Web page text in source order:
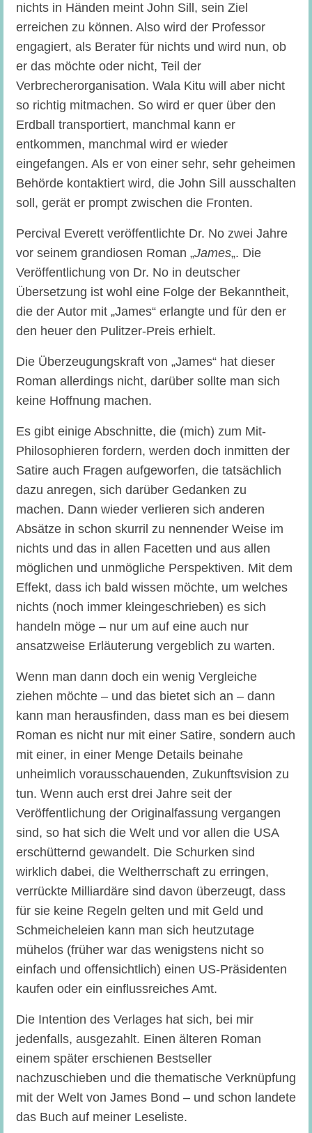
nichts in Händen meint John Sill, sein Ziel
erreichen zu können. Also wird der Professor
engagiert, als Berater für nichts und wird nun, ob
er das möchte oder nicht, Teil der
Verbrecherorganisation. Wala Kitu will aber nicht
so richtig mitmachen. So wird er quer über den
Erdball transportiert, manchmal kann er
entkommen, manchmal wird er wieder
eingefangen. Als er von einer sehr, sehr geheimen
Behörde kontaktiert wird, die John Sill ausschalten
soll, gerät er prompt zwischen die Fronten.
Percival Everett veröffentlichte Dr. No zwei Jahre
vor seinem grandiosen Roman „James„. Die
Veröffentlichung von Dr. No in deutscher
Übersetzung ist wohl eine Folge der Bekanntheit,
die der Autor mit „James“ erlangte und für den er
den heuer den Pulitzer-Preis erhielt.
Die Überzeugungskraft von „James“ hat dieser
Roman allerdings nicht, darüber sollte man sich
keine Hoffnung machen.
Es gibt einige Abschnitte, die (mich) zum Mit-
Philosophieren fordern, werden doch inmitten der
Satire auch Fragen aufgeworfen, die tatsächlich
dazu anregen, sich darüber Gedanken zu
machen. Dann wieder verlieren sich anderen
Absätze in schon skurril zu nennender Weise im
nichts und das in allen Facetten und aus allen
möglichen und unmögliche Perspektiven. Mit dem
Effekt, dass ich bald wissen möchte, um welches
nichts (noch immer kleingeschrieben) es sich
handeln möge – nur um auf eine auch nur
ansatzweise Erläuterung vergeblich zu warten.
Wenn man dann doch ein wenig Vergleiche
ziehen möchte – und das bietet sich an – dann
kann man herausfinden, dass man es bei diesem
Roman es nicht nur mit einer Satire, sondern auch
mit einer, in einer Menge Details beinahe
unheimlich vorausschauenden, Zukunftsvision zu
tun. Wenn auch erst drei Jahre seit der
Veröffentlichung der Originalfassung vergangen
sind, so hat sich die Welt und vor allen die USA
erschütternd gewandelt. Die Schurken sind
wirklich dabei, die Weltherrschaft zu erringen,
verrückte Milliardäre sind davon überzeugt, dass
für sie keine Regeln gelten und mit Geld und
Schmeicheleien kann man sich heutzutage
mühelos (früher war das wenigstens nicht so
einfach und offensichtlich) einen US-Präsidenten
kaufen oder ein einflussreiches Amt.
Die Intention des Verlages hat sich, bei mir
jedenfalls, ausgezahlt. Einen älteren Roman
einem später erschienen Bestseller
nachzuschieben und die thematische Verknüpfung
mit der Welt von James Bond – und schon landete
das Buch auf meiner Leseliste.